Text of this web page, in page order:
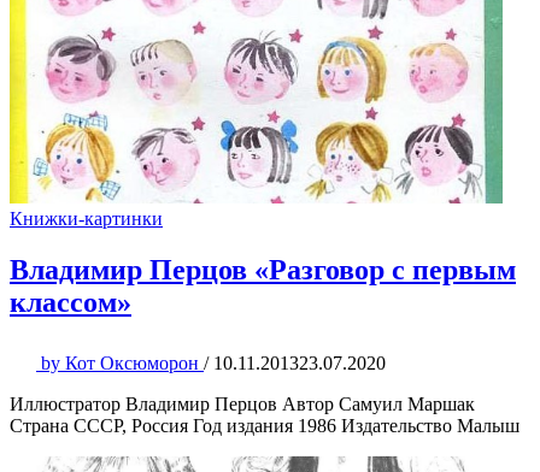
Книжки-картинки
Владимир Перцов «Разговор с первым
классом»
by Кот Оксюморон / 10.11.201323.07.2020
Иллюстратор Владимир Перцов Автор Самуил Маршак
Страна СССР, Россия Год издания 1986 Издательство Малыш